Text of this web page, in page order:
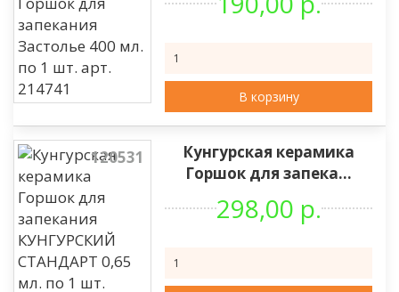
В корзину
120531
Кунгурская керамика
Горшок для запека...
298,00 р.